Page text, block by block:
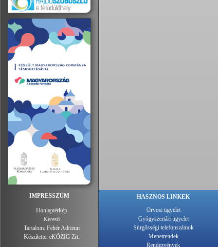
IMPRESSZUM
Honlaptérkép
Kereső
Tartalom: Fehér Adrienn
Készítette: eKÖZIG Zrt.
HASZNOS LINKEK
Orvosi ügyelet
Gyógyszertári ügyelet
Sürgősségi telefonszámok
Menetrendek
Rendezvények